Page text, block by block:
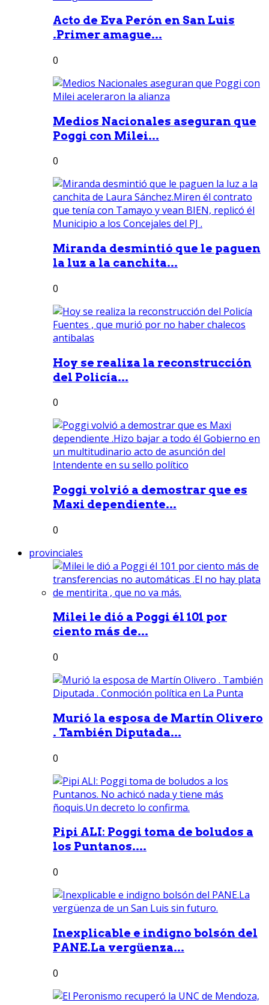
Acto de Eva Perón en San Luis
.Primer amague...
0
Medios Nacionales aseguran que
Poggi con Milei...
0
Miranda desmintió que le paguen
la luz a la canchita...
0
Hoy se realiza la reconstrucción
del Policía...
0
Poggi volvió a demostrar que es
Maxi dependiente...
0
provinciales
Milei le dió a Poggi él 101 por
ciento más de...
0
Murió la esposa de Martín Olivero
. También Diputada...
0
Pipi ALI: Poggi toma de boludos a
los Puntanos....
0
Inexplicable e indigno bolsón del
PANE.La vergüenza...
0